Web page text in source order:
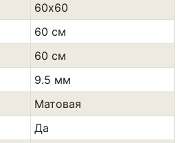
60х60
60 см
60 см
9.5 мм
Матовая
Да